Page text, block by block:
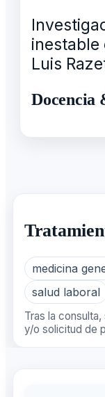
inestable
Luis
Docencia
medicina
salud laboral
Tras la
y/o solicitud de